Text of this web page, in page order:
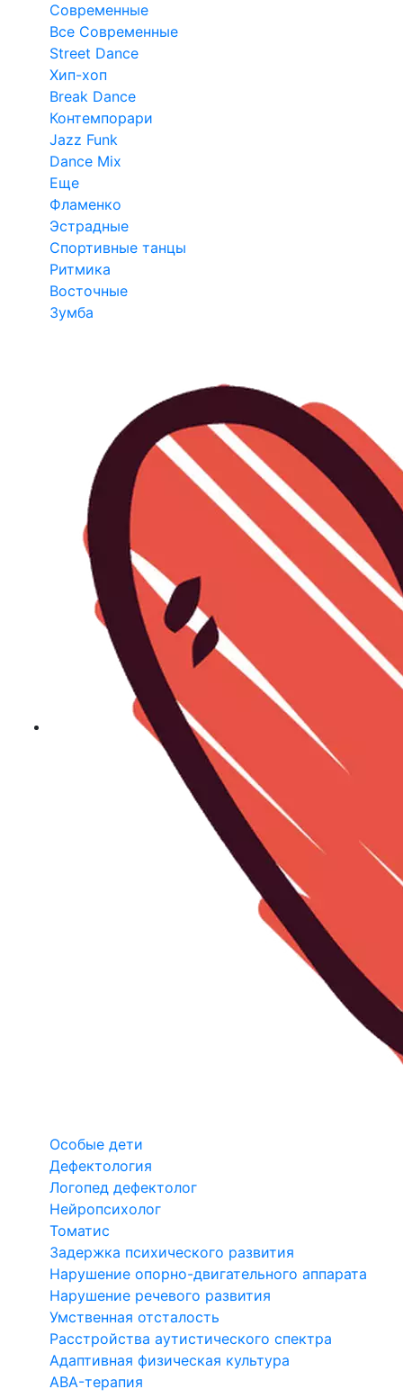
Современные
Все Современные
Street Dance
Хип-хоп
Break Dance
Контемпорари
Jazz Funk
Dance Mix
Еще
Фламенко
Эстрадные
Спортивные танцы
Ритмика
Восточные
Зумба
Особые дети
Дефектология
Логопед дефектолог
Нейропсихолог
Томатис
Задержка психического развития
Нарушение опорно-двигательного аппарата
Нарушение речевого развития
Умственная отсталость
Расстройства аутистического спектра
Адаптивная физическая культура
ABA-терапия